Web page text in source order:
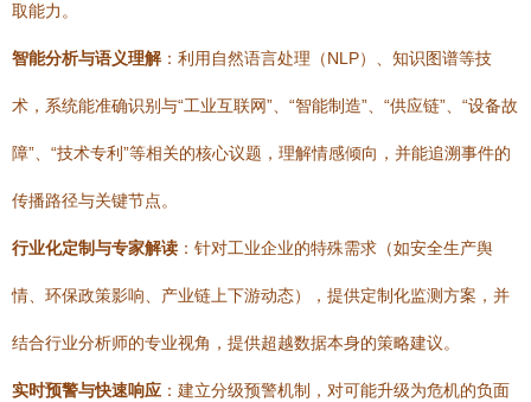
取能力。
智能分析与语义理解：利用自然语言处理（NLP）、知识图谱等技
术，系统能准确识别与“工业互联网”、“智能制造”、“供应链”、“设备故
障”、“技术专利”等相关的核心议题，理解情感倾向，并能追溯事件的
传播路径与关键节点。
行业化定制与专家解读 ：针对工业企业的特殊需求（如安全生产舆
情、环保政策影响、产业链上下游动态），提供定制化监测方案，并
结合行业分析师的专业视角，提供超越数据本身的策略建议。
实时预警与快速响应 ：建立分级预警机制，对可能升级为危机的负面